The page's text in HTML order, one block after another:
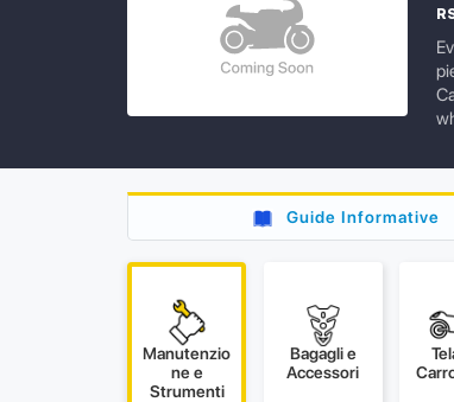
Guide Informative
Manutenzio
ne e
Strumenti
Bagagli e
Accessori